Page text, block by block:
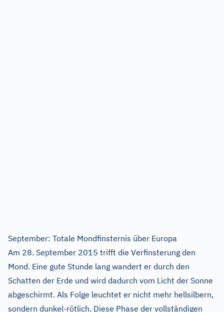
September: Totale Mondfinsternis über Europa
Am 28. September 2015 trifft die Verfinsterung den
Mond. Eine gute Stunde lang wandert er durch den
Schatten der Erde und wird dadurch vom Licht der Sonne
abgeschirmt. Als Folge leuchtet er nicht mehr hellsilbern,
sondern dunkel-rötlich. Diese Phase der vollständigen